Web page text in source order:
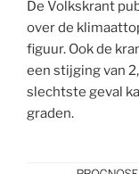
De Volkskrant
over de
figuur. Ook de
een stijging van
slechtste geval
graden.